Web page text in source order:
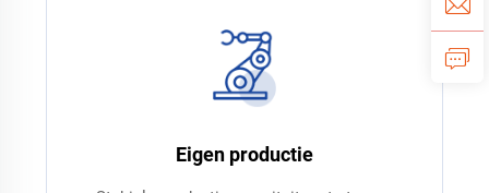
Eigen productie